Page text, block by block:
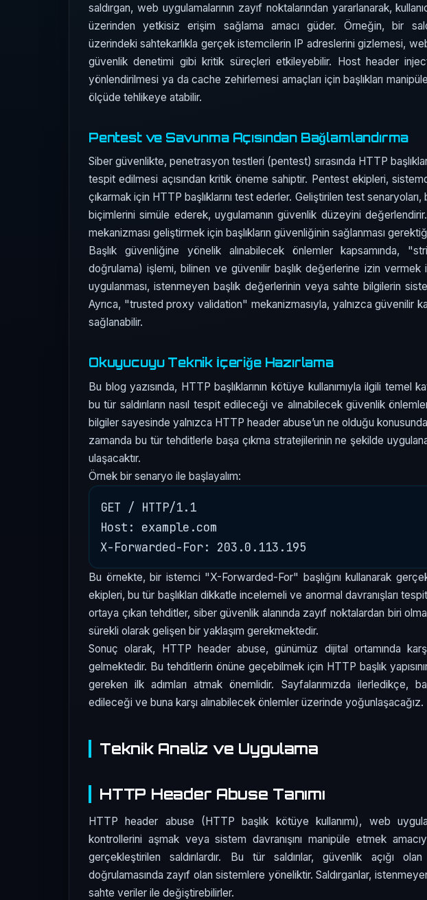
saldırgan, web uygulamalarının zayıf noktalarından yararlanarak,
üzerinden yetkisiz erişim sağlama amacı güder. Örneğin, bir
üzerindeki sahtekarlıkla gerçek istemcilerin IP adreslerini gizlemesi,
güvenlik denetimi gibi kritik süreçleri etkileyebilir. Host header
yönlendirilmesi ya da cache zehirlemesi amaçları için başlıkları
ölçüde tehlikeye atabilir.
Pentest ve Savunma Açısından Bağlamlandırma
Siber güvenlikte, penetrasyon testleri (pentest) sırasında HTTP
tespit edilmesi açısından kritik öneme sahiptir. Pentest ekipleri,
çıkarmak için HTTP başlıklarını test ederler. Geliştirilen test senaryoları,
biçimlerini simüle ederek, uygulamanın güvenlik düzeyini
mekanizması geliştirmek için başlıkların güvenliğinin sağlanması gerektiği
Başlık güvenliğine yönelik alınabilecek önlemler kapsamında,
doğrulama) işlemi, bilinen ve güvenilir başlık değerlerine izin vermek
uygulanması, istenmeyen başlık değerlerinin veya sahte bilgilerin
Ayrıca, "trusted proxy validation" mekanizmasıyla, yalnızca güvenilir
sağlanabilir.
Okuyucuyu Teknik İçeriğe Hazırlama
Bu blog yazısında, HTTP başlıklarının kötüye kullanımıyla ilgili temel
bu tür saldırıların nasıl tespit edileceği ve alınabilecek güvenlik
bilgiler sayesinde yalnızca HTTP header abuse’un ne olduğu
zamanda bu tür tehditlerle başa çıkma stratejilerinin ne şekilde
ulaşacaktır.
Örnek bir senaryo ile başlayalım:
GET / HTTP/1.1
Host: example.com
Bu örnekte, bir istemci "X-Forwarded-For" başlığını kullanarak
ekipleri, bu tür başlıkları dikkatle incelemeli ve anormal davranışları
ortaya çıkan tehditler, siber güvenlik alanında zayıf noktalardan biri
sürekli olarak gelişen bir yaklaşım gerekmektedir.
Sonuç olarak, HTTP header abuse, günümüz dijital ortamında
gelmektedir. Bu tehditlerin önüne geçebilmek için HTTP başlık
gereken ilk adımları atmak önemlidir. Sayfalarımızda ilerledikçe,
edileceği ve buna karşı alınabilecek önlemler üzerinde yoğunlaşacağız.
Teknik Analiz ve Uygulama
HTTP Header Abuse Tanımı
HTTP header abuse (HTTP başlık kötüye kullanımı), web
kontrollerini aşmak veya sistem davranışını manipüle etmek
gerçekleştirilen saldırılardır. Bu tür saldırılar, güvenlik açığı
doğrulamasında zayıf olan sistemlere yöneliktir. Saldırganlar,
sahte veriler ile değiştirebilirler.